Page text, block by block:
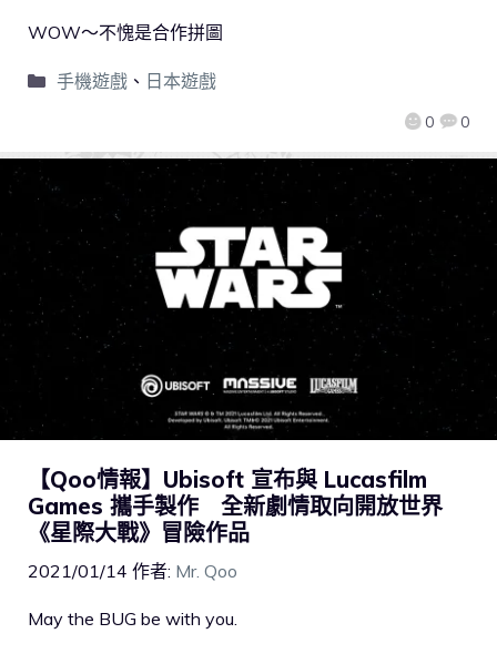
0 0
WOW～不愧是合作拼圖
手機遊戲、 日本遊戲
【Qoo情報】Ubisoft 宣布與 Lucasfilm
Games 攜手製作 全新劇情取向開放世界
《星際大戰》冒險作品
2021/01/14 作者: Mr. Qoo
May the BUG be with you.